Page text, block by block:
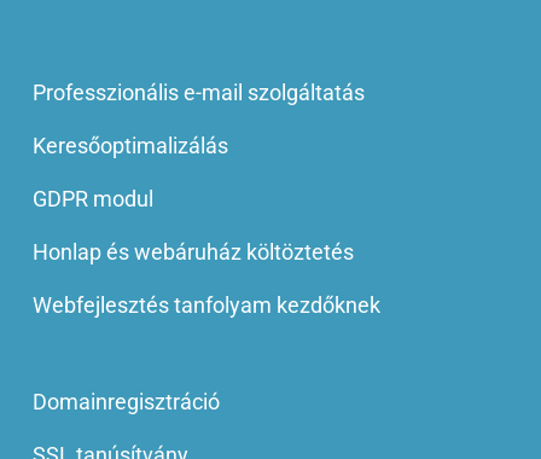
Professzionális e-mail szolgáltatás
Keresőoptimalizálás
GDPR modul
Honlap és webáruház költöztetés
Webfejlesztés tanfolyam kezdőknek
Domainregisztráció